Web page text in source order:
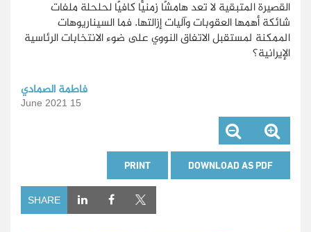
القصيرة المتبقية لا تعد هامشًا زمنيًّا كافيًا لحلحلة ملفات
شائكة أهمها العقوبات وآليات إزالتها. فما السيناريوهات
الممكنة لمستقبل الاتفاق النووي على ضوء الانتخابات الرئاسية
الإيرانية؟
فاطمة الصمادي
15 June 2021
DOWNLOAD AS PDF
PRINT
SHARE